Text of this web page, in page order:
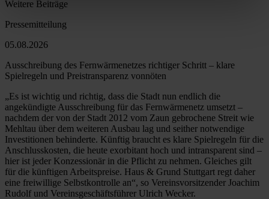
Weitere Beiträge
Pressemitteilung
05.08.2026
Ausschreibung des Fernwärmenetzes richtiger Schritt – klare
Spielregeln und Preistransparenz vonnöten
„Es ist wichtig und richtig, dass die Stadt nun endlich die
angekündigte Ausschreibung für das Fernwärmenetz umsetzt –
nachdem der von der Stadt 2012 vom Zaun gebrochene Streit wie
Mehltau über dem weiteren Ausbau lag und seither notwendige
Investitionen behinderte. Künftig braucht es klare Spielregeln für die
Anschlusskosten, die heute exorbitant hoch und intransparent sind –
hier ist jeder Konzessionär in die Pflicht zu nehmen. Gleiches gilt
für die künftigen Arbeitspreise. Haus & Grund Stuttgart regt daher
eine freiwillige Selbstkontrolle an“, so Vereinsvorsitzender Joachim
Rudolf und Vereinsgeschäftsführer Ulrich Wecker.